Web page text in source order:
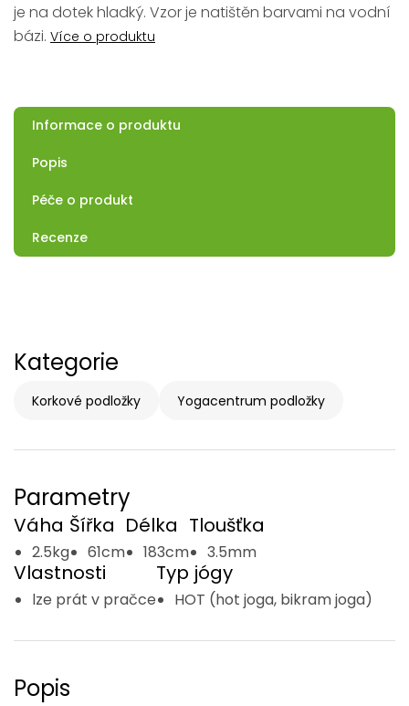
je na dotek hladký. Vzor je natištěn barvami na vodní
bázi. Více o produktu
Informace o produktu
Popis
Péče o produkt
Recenze
Kategorie
Korkové podložky Yogacentrum podložky
Parametry
Váha
2.5kg
Šířka
61cm
Délka
183cm
Tloušťka
3.5mm
Vlastnosti
lze prát v pračce
Typ jógy
HOT (hot joga, bikram joga)
Popis